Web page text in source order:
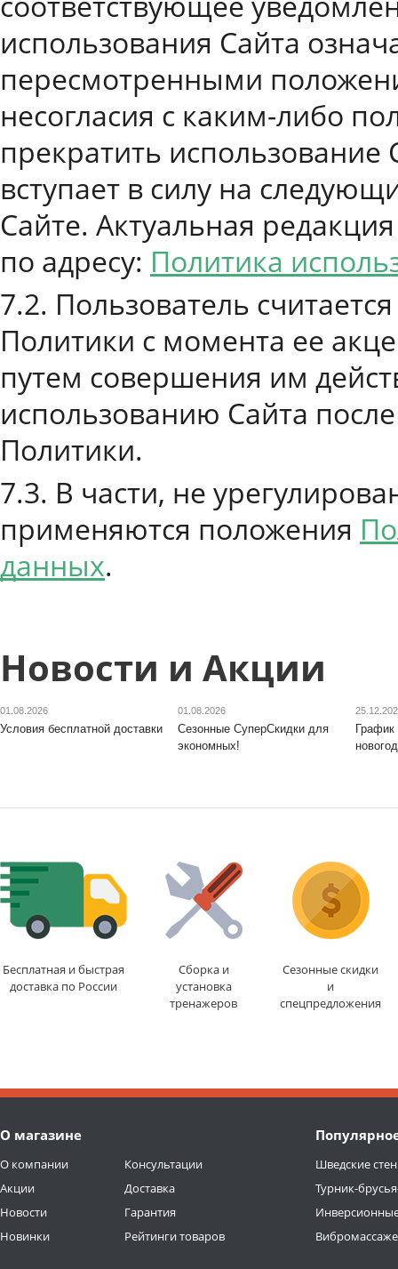
использования Сайта
пересмотренными
несогласия с каким-либо
прекратить
вступает в силу на
Сайте. Актуальная
по адресу: Политика
7.2. Пользователь
Политики с момента ее
путем совершения им
использованию Сайта
Политики.
7.3. В части, не
применяются положения
данных.
Новости и Акции
01.08.2026
Условия бесплатной доставки
01.08.2026
Сезонные СуперСкидки для
экономных!
График
Бесплатная и быстрая
доставка по России
Сборка и
установка
тренажеров
Сезонные скидки
и
спецпредложения
О магазине
О компании
Акции
Новости
Новинки
Консультации
Доставка
Гарантия
Рейтинги товаров
Шведские
Турник-